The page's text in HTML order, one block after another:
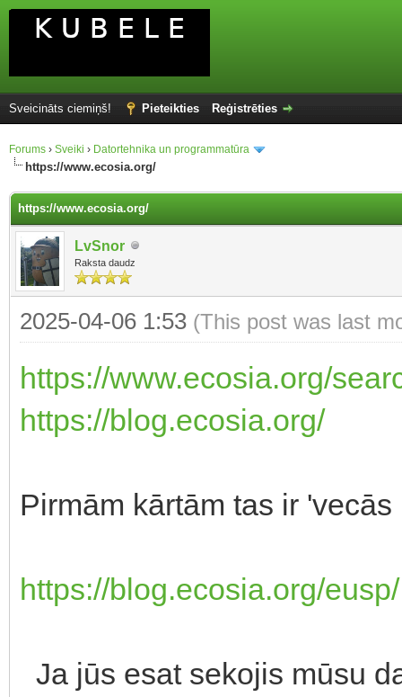
Sveicināts ciemiņš! Pieteikties Reģistrēties
Forums › Sveiki › Datortehnika un programmatūra
https://www.ecosia.org/
https://www.ecosia.org/
LvSnor
Raksta daudz
2025-04-06 1:53 (This post was last
https://www.ecosia.org/
https://blog.ecosia.org/
Pirmām kārtām tas ir
https://blog.ecosia.org/eusp/
Ja jūs esat sekojis mūsu